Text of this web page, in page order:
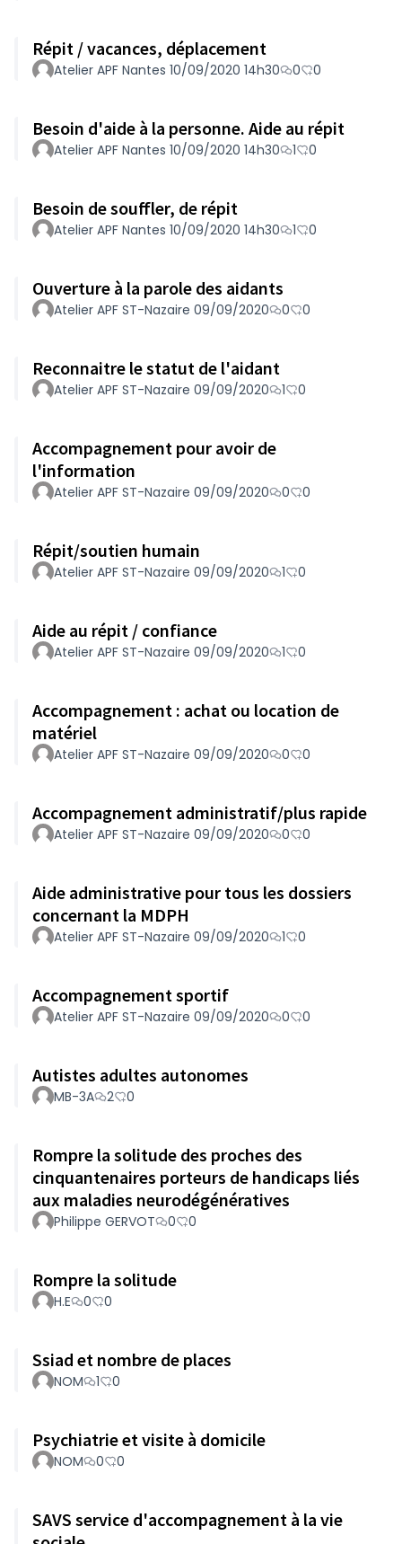
Répit / vacances, déplacement
Atelier APF Nantes 10/09/2020 14h30 0 0
Besoin d'aide à la personne. Aide au répit
Atelier APF Nantes 10/09/2020 14h30 1 0
Besoin de souffler, de répit
Atelier APF Nantes 10/09/2020 14h30 1 0
Ouverture à la parole des aidants
Atelier APF ST-Nazaire 09/09/2020 0 0
Reconnaitre le statut de l'aidant
Atelier APF ST-Nazaire 09/09/2020 1 0
Accompagnement pour avoir de
l'information
Atelier APF ST-Nazaire 09/09/2020 0 0
Répit/soutien humain
Atelier APF ST-Nazaire 09/09/2020 1 0
Aide au répit / confiance
Atelier APF ST-Nazaire 09/09/2020 1 0
Accompagnement : achat ou location de
matériel
Atelier APF ST-Nazaire 09/09/2020 0 0
Accompagnement administratif/plus rapide
Atelier APF ST-Nazaire 09/09/2020 0 0
Aide administrative pour tous les dossiers
concernant la MDPH
Atelier APF ST-Nazaire 09/09/2020 1 0
Accompagnement sportif
Atelier APF ST-Nazaire 09/09/2020 0 0
Autistes adultes autonomes
MB-3A 2 0
Rompre la solitude des proches des
cinquantenaires porteurs de handicaps liés
aux maladies neurodégénératives
Philippe GERVOT 0 0
Rompre la solitude
H.E 0 0
Ssiad et nombre de places
NOM 1 0
Psychiatrie et visite à domicile
NOM 0 0
SAVS service d'accompagnement à la vie